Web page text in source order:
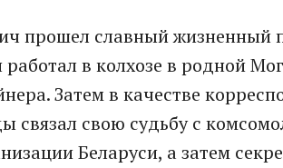
прошел славный жизненный
в колхозе в родной
Затем в качестве
связал свою судьбу с
Беларуси, а затем